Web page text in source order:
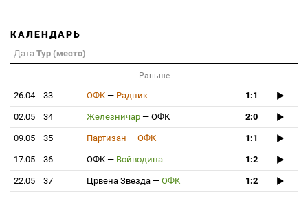
КАЛЕНДАРЬ
Дата Тур (место)
Раньше
26.04 33 ОФК — Радник 1:1
02.05 34 Железничар — ОФК 2:0
09.05 35 Партизан — ОФК 1:1
17.05 36 ОФК — Войводина 1:2
22.05 37 Црвена Звезда — ОФК 1:2